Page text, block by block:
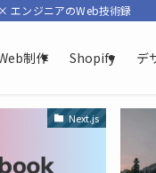
エンジニアのWeb技術録
制作 Shopify デ
Next.js